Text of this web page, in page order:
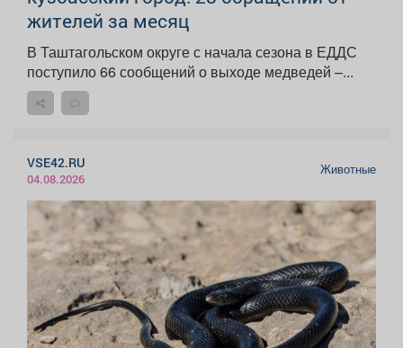
жителей за месяц
В Таштагольском округе с начала сезона в ЕДДС
поступило 66 сообщений о выходе медведей –...
VSE42.RU
04.08.2026
Животные